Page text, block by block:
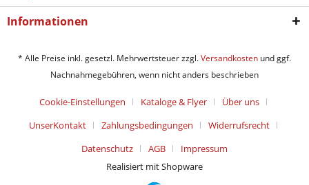
Informationen
* Alle Preise inkl. gesetzl. Mehrwertsteuer zzgl.Versandkosten und ggf.
Nachnahmegebühren, wenn nicht anders beschrieben
Cookie-Einstellungen Kataloge & Flyer
Über uns
UnserKontakt
Zahlungsbedingungen
Widerrufsrecht
Datenschutz
AGB
Impressum
Realisiert mit Shopware